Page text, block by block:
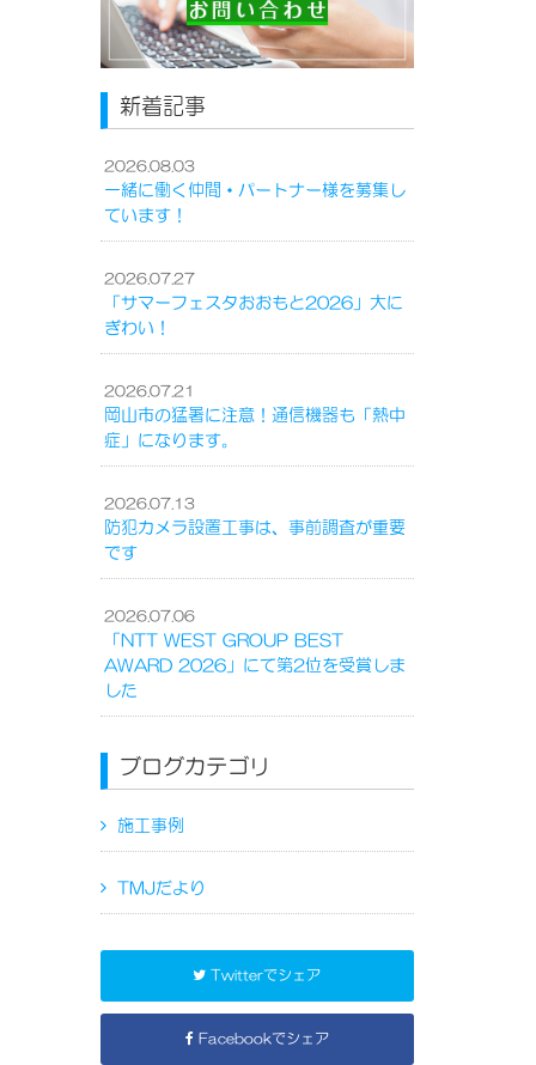
新着記事
2026.08.03
一緒に働く仲間・パートナー様を募集し
ています！
2026.07.27
「サマーフェスタおおもと2026」大に
ぎわい！
2026.07.21
岡山市の猛暑に注意！通信機器も「熱中
症」になります。
2026.07.13
防犯カメラ設置工事は、事前調査が重要
です
2026.07.06
「NTT WEST GROUP BEST
AWARD 2026」にて第2位を受賞しま
した
ブログカテゴリ
施工事例
TMJだより
Twitterでシェア
Facebookでシェア